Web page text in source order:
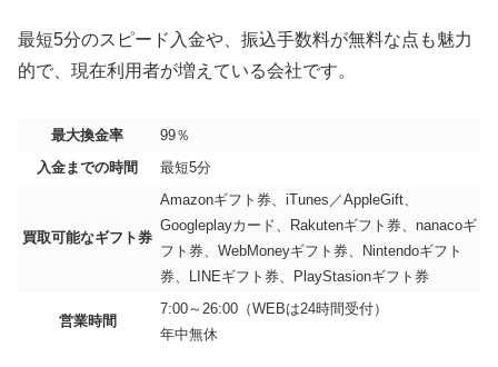
最短5分のスピード入金や、振込手数料が無料な点も魅力
的で、現在利用者が増えている会社です。
最大換金率
99％
入金までの時間
最短5分
買取可能なギフト券
Amazonギフト券、iTunes／AppleGift、
Googleplayカード、Rakutenギフト券、nanacoギ
フト券、WebMoneyギフト券、Nintendoギフト
券、LINEギフト券、PlayStasionギフト券
営業時間
7:00～26:00（WEBは24時間受付）
年中無休